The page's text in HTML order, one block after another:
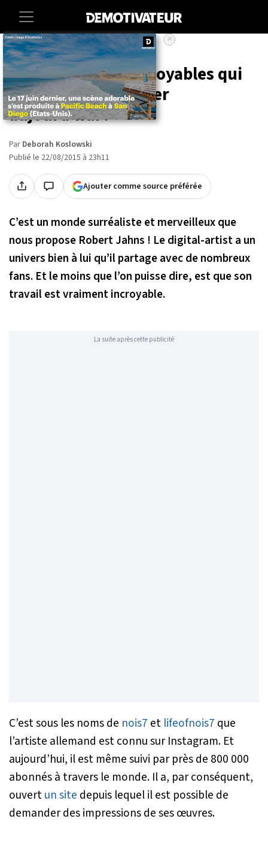
Accueil Insolite Culture
Voici 20 photos incroyables qui
vont vous faire rêver
aujourd’hui !
Par Deborah Koslowski
Publié le 22/08/2015 à 23h11
Ajouter comme source préférée
C’est un monde surréaliste et merveilleux que
nous propose Robert Jahns ! Le digital-artist a un
univers bien à lui qu’il partage avec de nombreux
fans. Et le moins que l’on puisse dire, est que son
travail est vraiment incroyable.
La suite après cette publicité
C’est sous les noms de nois7 et lifeofnois7 que
l’artiste allemand est connu sur Instagram. Et
aujourd’hui, il est même suivi par près de 800 000
abonnés à travers le monde. Il a, par conséquent,
ouvertun site depuis lequel il est possible de
demander des impressions de ses œuvres.
×